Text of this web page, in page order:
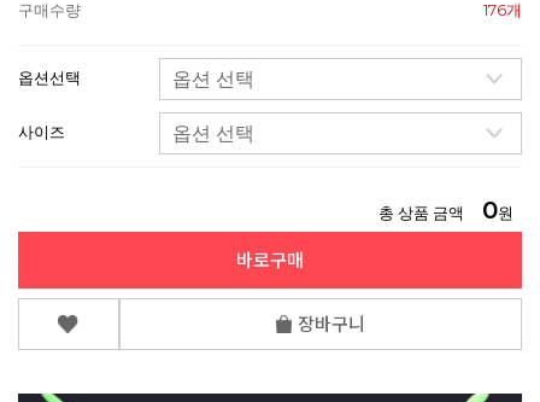
구매수량 176개
옵션선택
사이즈
총 상품 금액 0원
바로구매
장바구니